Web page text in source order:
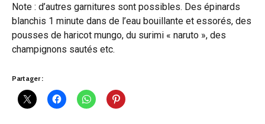
Note : d’autres garnitures sont possibles. Des épinards
blanchis 1 minute dans de l’eau bouillante et essorés, des
pousses de haricot mungo, du surimi « naruto », des
champignons sautés etc.
Partager :